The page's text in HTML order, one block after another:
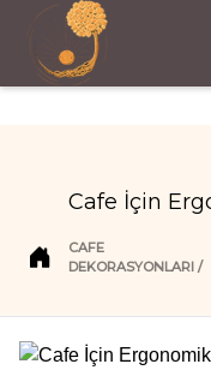
Cafe İçin
CAFE
DEKORASYONLARI